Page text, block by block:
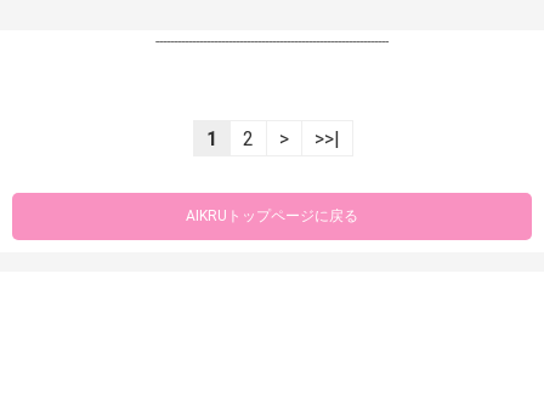
----------------------------------------------------------------
1 2 > >>|
AIKRUトップページに戻る